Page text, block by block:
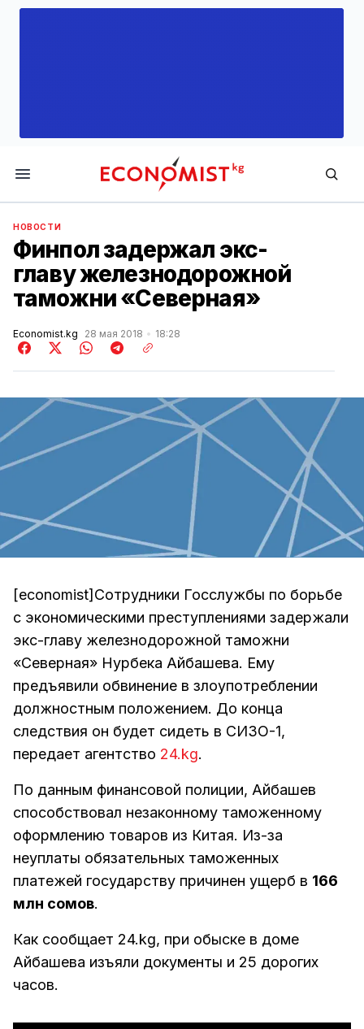
Economist.kg
НОВОСТИ
Финпол задержал экс-
главу железнодорожной
таможни «Северная»
Economist.kg 28 мая 2018 18:28
[economist]Сотрудники Госслужбы по борьбе
с экономическими преступлениями задержали
экс-главу железнодорожной таможни
«Северная» Нурбека Айбашева. Ему
предъявили обвинение в злоупотреблении
должностным положением. До конца
следствия он будет сидеть в СИЗО-1,
передает агентство 24.kg.
По данным финансовой полиции, Айбашев
способствовал незаконному таможенному
оформлению товаров из Китая. Из-за
неуплаты обязательных таможенных
платежей государству причинен ущерб в 166
млн сомов.
Как сообщает 24.kg, при обыске в доме
Айбашева изъяли документы и 25 дорогих
часов.